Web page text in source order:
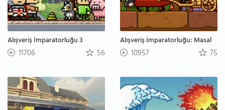
Alışveriş İmparatorluğu 3
11706 56
Alışveriş İmparatorluğu: Masal
10957 75